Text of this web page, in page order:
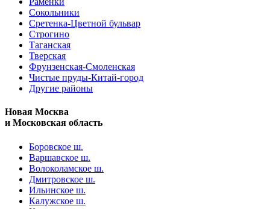
Сокольники
Сретенка-Цветной бульвар
Строгино
Таганская
Тверская
Фрунзенская-Смоленская
Чистые пруды-Китай-город
Другие районы
Новая Москва
и Московская область
Боровское ш.
Варшавское ш.
Волоколамское ш.
Дмитровское ш.
Ильинское ш.
Калужское ш.